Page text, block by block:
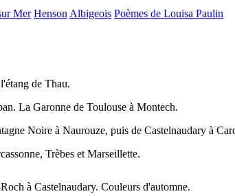
Mer Henson Albigeois Poèmes de Louisa Paulin
de Thau.
La Garonne de Toulouse à Montech.
Noire à Naurouze, puis de Castelnaudary à
Trèbes et Marseillette.